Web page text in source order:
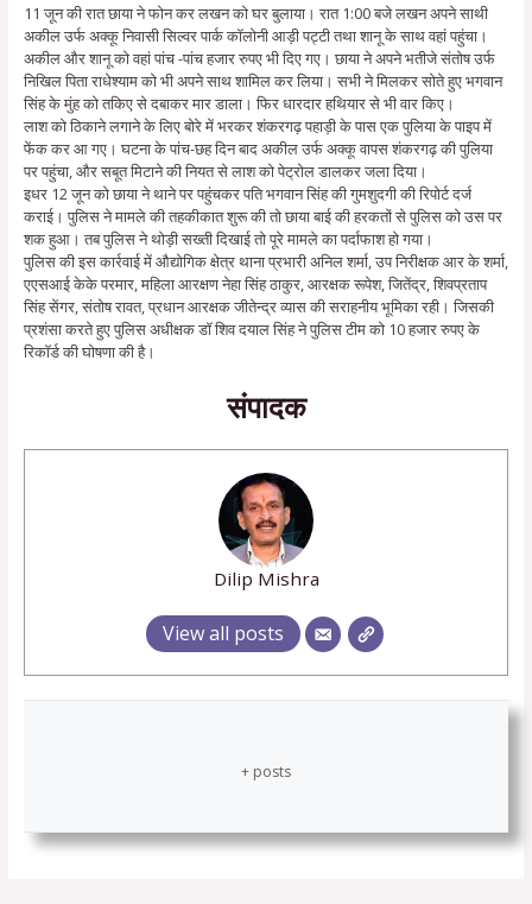
11 जून की रात छाया ने फोन कर लखन को घर बुलाया। रात 1:00 बजे लखन अपने साथी
अकील उर्फ अक्कू निवासी सिल्वर पार्क कॉलोनी आड़ी पट्टी तथा शानू के साथ वहां पहुंचा।
अकील और शानू को वहां पांच -पांच हजार रुपए भी दिए गए। छाया ने अपने भतीजे संतोष उर्फ
निखिल पिता राधेश्याम को भी अपने साथ शामिल कर लिया। सभी ने मिलकर सोते हुए भगवान
सिंह के मुंह को तकिए से दबाकर मार डाला। फिर धारदार हथियार से भी वार किए।
लाश को ठिकाने लगाने के लिए बोरे में भरकर शंकरगढ़ पहाड़ी के पास एक पुलिया के पाइप में
फेंक कर आ गए। घटना के पांच-छह दिन बाद अकील उर्फ अक्कू वापस शंकरगढ़ की पुलिया
पर पहुंचा, और सबूत मिटाने की नियत से लाश को पेट्रोल डालकर जला दिया।
इधर 12 जून को छाया ने थाने पर पहुंचकर पति भगवान सिंह की गुमशुदगी की रिपोर्ट दर्ज
कराई। पुलिस ने मामले की तहकीकात शुरू की तो छाया बाई की हरकतों से पुलिस को उस पर
शक हुआ। तब पुलिस ने थोड़ी सख्ती दिखाई तो पूरे मामले का पर्दाफाश हो गया।
पुलिस की इस कार्रवाई में औद्योगिक क्षेत्र थाना प्रभारी अनिल शर्मा, उप निरीक्षक आर के शर्मा,
एएसआई केके परमार, महिला आरक्षण नेहा सिंह ठाकुर, आरक्षक रूपेश, जितेंद्र, शिवप्रताप
सिंह सेंगर, संतोष रावत, प्रधान आरक्षक जीतेन्द्र व्यास की सराहनीय भूमिका रही। जिसकी
प्रशंसा करते हुए पुलिस अधीक्षक डॉ शिव दयाल सिंह ने पुलिस टीम को 10 हजार रुपए के
रिकॉर्ड की घोषणा की है।
संपादक
Dilip Mishra
View all posts
+ posts